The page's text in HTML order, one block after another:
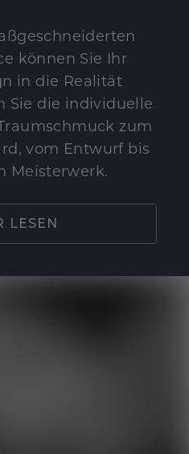
können Sie Ihr
in die Realität
Sie die individuelle
zum
vom Entwurf bis
Meisterwerk.
LESEN